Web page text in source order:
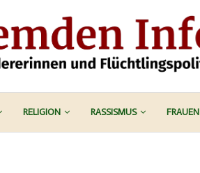
RELIGION RASSISMUS FRAUEN